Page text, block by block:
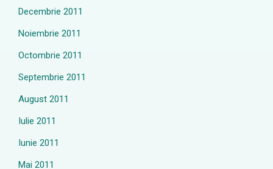
Decembrie 2011
Noiembrie 2011
Octombrie 2011
Septembrie 2011
August 2011
Iulie 2011
Iunie 2011
Mai 2011